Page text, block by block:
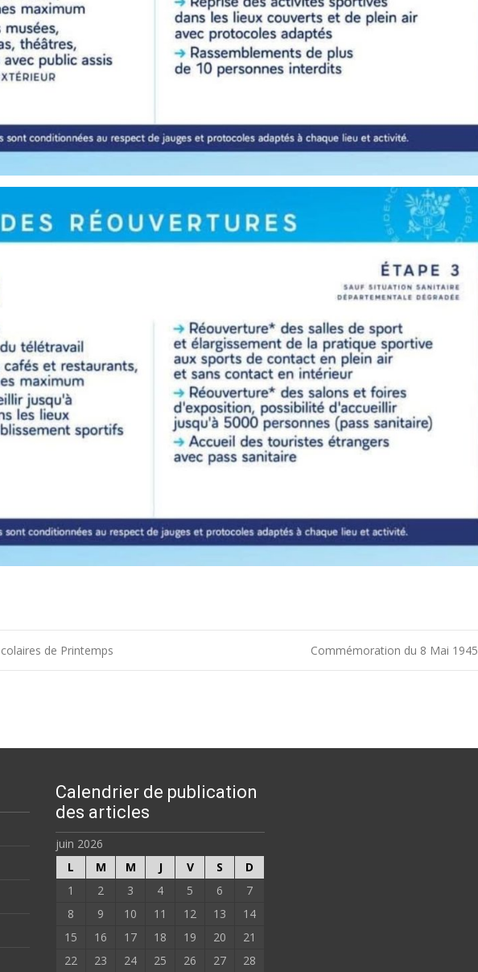
de Printemps Commémoration du 8 Mai 1945
Calendrier de publication
des articles
juin 2026
L
M M J V S
D
1
2 3 4 5 6
7
8
9 10 11 12 13
14
15
16 17 18 19 20
21
22
23 24 25 26 27 28